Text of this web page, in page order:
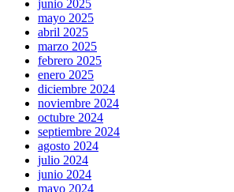
junio 2025
mayo 2025
abril 2025
marzo 2025
febrero 2025
enero 2025
diciembre 2024
noviembre 2024
octubre 2024
septiembre 2024
agosto 2024
julio 2024
junio 2024
mayo 2024